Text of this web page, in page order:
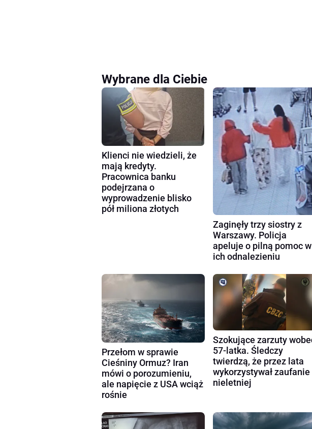
Wybrane dla Ciebie
Klienci nie wiedzieli, że
mają kredyty.
Pracownica banku
podejrzana o
wyprowadzenie blisko
pół miliona złotych
Zaginęły trzy siostry z
Warszawy. Policja
apeluje o pilną pomoc w
ich odnalezieniu
Przełom w sprawie
Cieśniny Ormuz? Iran
mówi o porozumieniu,
ale napięcie z USA wciąż
rośnie
Szokujące zarzuty
57-latka. Śledczy
twierdzą, że przez lata
wykorzystywał zaufanie
nieletniej